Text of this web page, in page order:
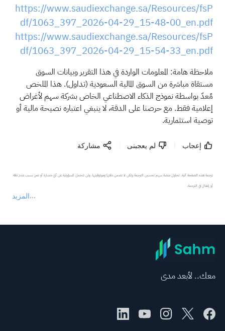
https://www.saudiexchange.sa/Resources/fsP
df/1063_397_2026-04-29_15-48-00_en.pdf
https://www.saudiexchange.sa/Resources/fsP
df/1063_397_2026-04-29_15-54-33_en.pdf
ملاحظة هامة: المعلومات الواردة في هذا التقرير وبيانات السوق
مستقاة مباشرة من السوق المالية السعودية (تداول). هذا الملخص
مُعدّ بواسطة نموذج الذكاء الاصطناعي الخاص بشركة سهم لأغراض
إعلامية فقط. مع حرصنا على الدقة، لا ينبغي اعتباره نصيحة مالية أو
توصية استثمارية.
إعجاب لم يعجبنى مشاركة
المزيد
ترجمة هذه الصفحة آلية. تحاول منصة سهم تحسين الترجمة ولكن لا تضمن دقتها وموثوقيتها، ولن تتحمل المسؤولية عن أي خسارة أو ضرر بسبب عدم دقة
أو إغفال في الترجمة.
عند الضرورة، يرجى استشارة مستشار استثمار محترف. لا تقدم منصة سهم أي مشورة استثمارية، ولا تقدم أي التزامات أو ضمانات.
معك.. لأبعد مدى